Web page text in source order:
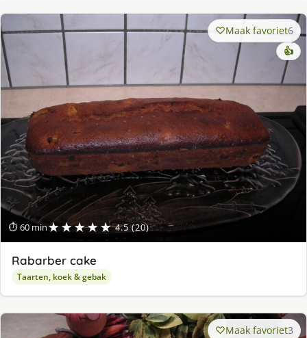
⏱ 60 min★★★★★ 4.5 (20)
Maak favoriet6
👍
Rabarber cake
Taarten, koek & gebak
Maak favoriet3